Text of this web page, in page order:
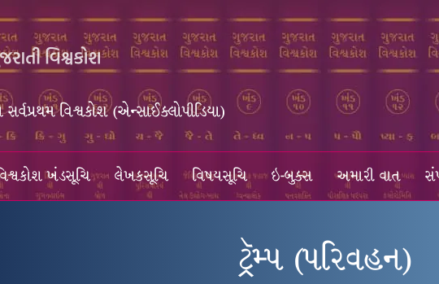
વિશ્વકોશ (એન્સાઈક્લોપીડિયા)
ખંડસૂચિ લેખકસૂચિ વિષયસૂચિ ઇ-બુક્સ અમારી વાત
ટ્રૅમ્પ (પરિવહન)